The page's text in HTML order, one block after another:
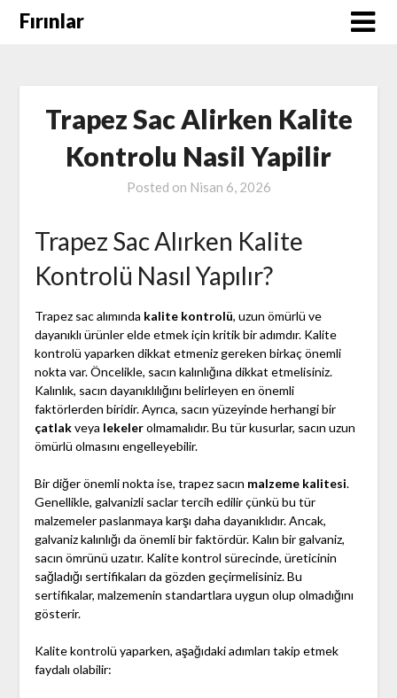
SkipFırınlar
Trapez Sac Alirken Kalite
Kontrolu Nasil Yapilir
Posted on Nisan 6, 2026
Trapez Sac Alırken Kalite
Kontrolü Nasıl Yapılır?
Trapez sac alımında kalite kontrolü, uzun ömürlü ve
dayanıklı ürünler elde etmek için kritik bir adımdır. Kalite
kontrolü yaparken dikkat etmeniz gereken birkaç önemli
nokta var. Öncelikle, sacın kalınlığına dikkat etmelisiniz.
Kalınlık, sacın dayanıklılığını belirleyen en önemli
faktörlerden biridir. Ayrıca, sacın yüzeyinde herhangi bir
çatlakveya lekelerolmamalıdır. Bu tür kusurlar, sacın uzun
ömürlü olmasını engelleyebilir.
Bir diğer önemli nokta ise, trapez sacın malzeme kalitesi.
Genellikle, galvanizli saclar tercih edilir çünkü bu tür
malzemeler paslanmaya karşı daha dayanıklıdır. Ancak,
galvaniz kalınlığı da önemli bir faktördür. Kalın bir galvaniz,
sacın ömrünü uzatır. Kalite kontrol sürecinde, üreticinin
sağladığı sertifikaları da gözden geçirmelisiniz. Bu
sertifikalar, malzemenin standartlara uygun olup olmadığını
gösterir.
Kalite kontrolü yaparken, aşağıdaki adımları takip etmek
faydalı olabilir: